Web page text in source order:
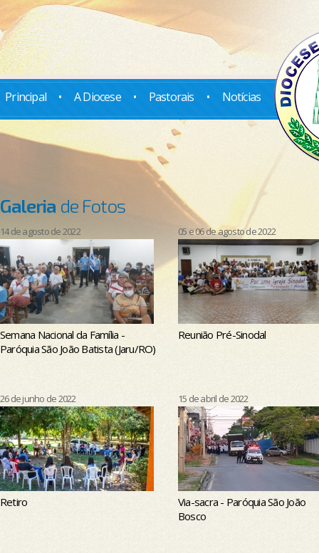
Principal • A Diocese • Pastorais • Notícias
Galeria de Fotos
14 de agosto de 2022
Semana Nacional da Família -
Paróquia São João Batista (Jaru/RO)
05 e 06 de agosto de 2022
Reunião Pré-Sinodal
26 de junho de 2022
Retiro
15 de abril de 2022
Via-sacra - Paróquia São João
Bosco